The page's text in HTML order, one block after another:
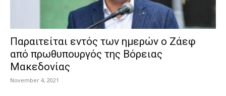
Παραιτείται εντός των ημερών ο Ζάεφ
από πρωθυπουργός της Βόρειας
Μακεδονίας
November 4, 2021